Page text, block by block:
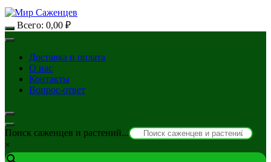
Всего: 0,00 ₽
Доставка и оплата
О нас
Контакты
Вопрос-ответ
Поиск саженцев и растений...
×